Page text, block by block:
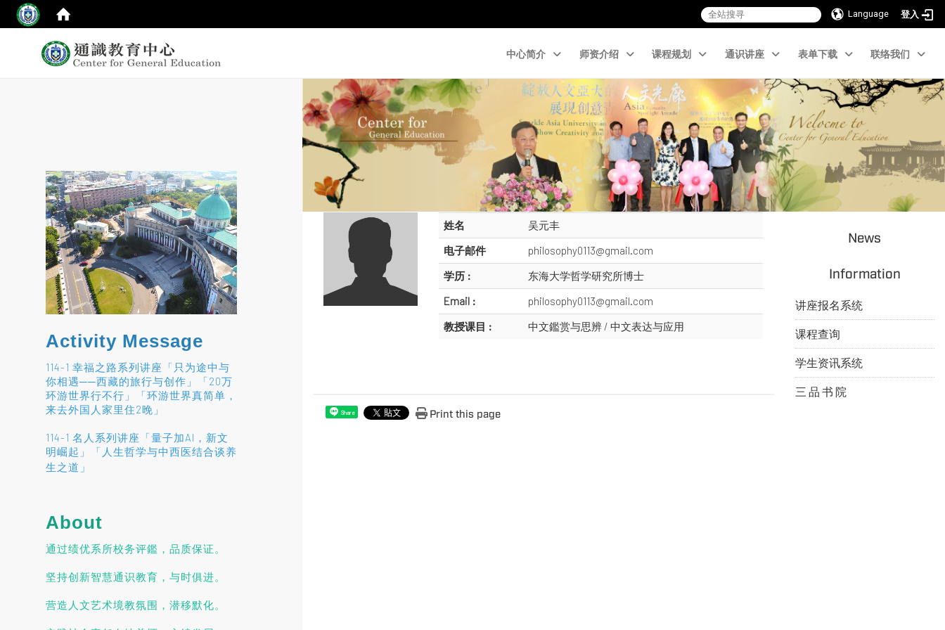
Language 登入
中心简介 师资介绍 课程规划 通识讲座 表单下载 联络我们
姓名
吴元丰
电子邮件
philosophy0113@gmail.com
学历 :
东海大学哲学研究所博士
Email :
philosophy0113@gmail.com
教授课目 :
中文鑑赏与思辨 / 中文表达与应用
Share Print this page
News
Information
讲座报名系统
课程查询
学生资讯系统
三 品 书 院
Activity Message
114-1 幸福之路系列讲座「只为途中与
你相遇──西藏的旅行与创作」「20万
环游世界行不行」「环游世界真简单，
来去外国人家里住2晚」
114-1 名人系列讲座「量子加AI，新文
明崛起」「人生哲学与中西医结合谈养
生之道 」
About
通过绩优系所校务评鑑，品质保证。
坚持创新智慧通识教育，与时俱进。
营造人文艺术境教氛围，潜移默化。